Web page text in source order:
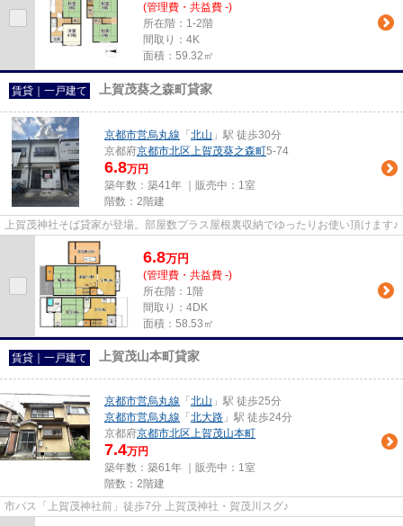
(管理費・共益費 -)
所在階：1-2階
間取り：4K
面積：59.32㎡
賃貸｜一戸建て 上賀茂葵之森町貸家
京都市営烏丸線 「 北山 」駅 徒歩30分
京都府京都市北区上賀茂葵之森町5-74
6.8万円
築年数：築41年 ｜販売中： 1室
階数：2階建
上賀茂神社そば貸家が登場。部屋数プラス屋根裏収納でゆったりお使い頂けます♪
6.8万円
(管理費・共益費 -)
所在階：1階
間取り：4DK
面積：58.53㎡
賃貸｜一戸建て 上賀茂山本町貸家
京都市営烏丸線 「 北山 」駅 徒歩25分
京都市営烏丸線 「 北大路 」駅 徒歩24分
京都府京都市北区上賀茂山本町
7.4万円
築年数：築61年 ｜販売中： 1室
階数：2階建
市バス「上賀茂神社前」徒歩7分 上賀茂神社・賀茂川スグ♪